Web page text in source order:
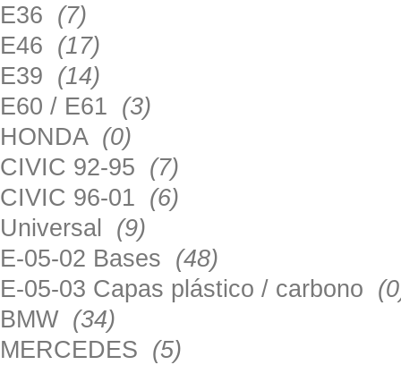
E36 (7)
E46 (17)
E39 (14)
E60 / E61 (3)
HONDA (0)
CIVIC 92-95 (7)
CIVIC 96-01 (6)
Universal (9)
E-05-02 Bases (48)
E-05-03 Capas plástico / carbono
BMW (34)
MERCEDES (5)